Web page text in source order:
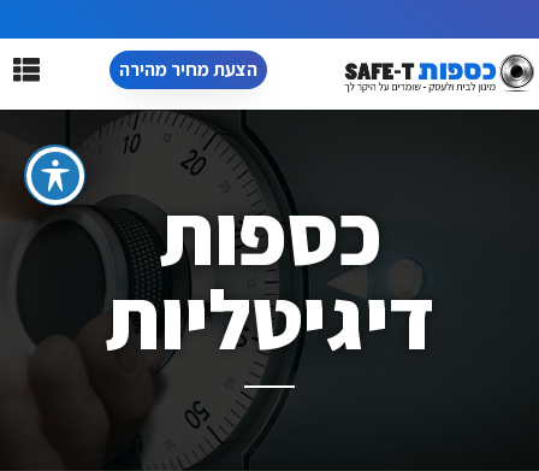
הצעת מחיר מהירה
כספות
דיגיטליות